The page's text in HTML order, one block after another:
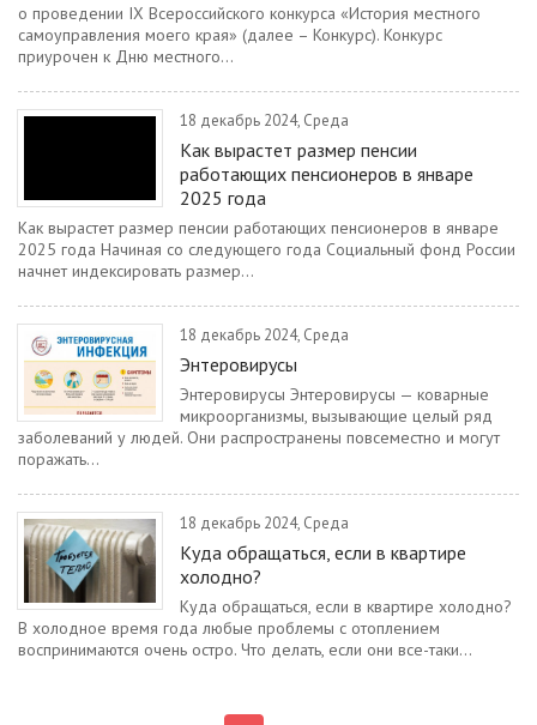
о проведении IX Всероссийского конкурса «История местного
самоуправления моего края» (далее – Конкурс). Конкурс
приурочен к Дню местного...
18 декабрь 2024, Среда
Как вырастет размер пенсии
работающих пенсионеров в январе
2025 года
Как вырастет размер пенсии работающих пенсионеров в январе
2025 года Начиная со следующего года Социальный фонд России
начнет индексировать размер...
18 декабрь 2024, Среда
Энтеровирусы
Энтеровирусы Энтеровирусы — коварные
микроорганизмы, вызывающие целый ряд
заболеваний у людей. Они распространены повсеместно и могут
поражать...
18 декабрь 2024, Среда
Куда обращаться, если в квартире
холодно?
Куда обращаться, если в квартире холодно?
В холодное время года любые проблемы с отоплением
воспринимаются очень остро. Что делать, если они все-таки...